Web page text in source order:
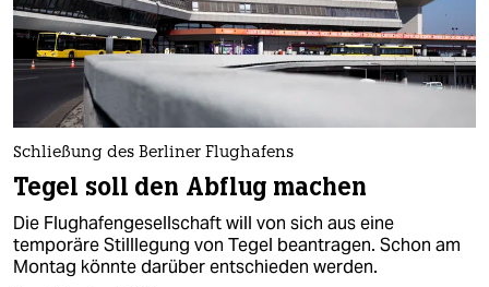
Schließung des Berliner Flughafens
Tegel soll den Abflug machen
Die Flughafengesellschaft will von sich aus eine
temporäre Stilllegung von Tegel beantragen. Schon am
Montag könnte darüber entschieden werden.